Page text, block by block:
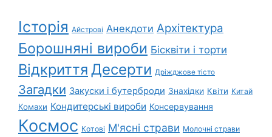
Історія Айстрові Анекдоти Архітектура
Борошняні вироби Бісквіти і торти
Відкриття Десерти Дріжджове тісто
Загадки Закуски і бутерброди Знахідки Квіти Китай
Комахи Кондитерські вироби Консервування
Космос Котові М'ясні страви Молочні страви